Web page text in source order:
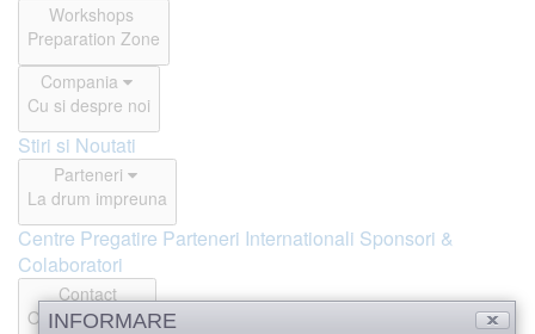
Workshops
Preparation Zone
Compania
Cu si despre noi
Stiri si Noutati
Parteneri
La drum impreuna
Centre Pregatire Parteneri Internationali Sponsori &
Colaboratori
Contact
Offline si Online
INFORMARE